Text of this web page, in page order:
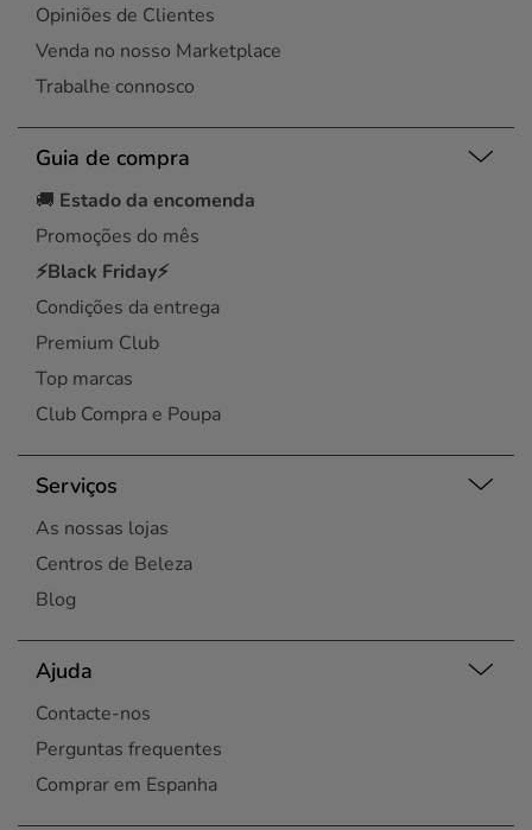
Opiniões de Clientes
Venda no nosso Marketplace
Trabalhe connosco
Guia de compra
🚚 Estado da encomenda
Promoções do mês
⚡Black Friday⚡
Condições da entrega
Premium Club
Top marcas
Club Compra e Poupa
Serviços
As nossas lojas
Centros de Beleza
Blog
Ajuda
Contacte-nos
Perguntas frequentes
Comprar em Espanha